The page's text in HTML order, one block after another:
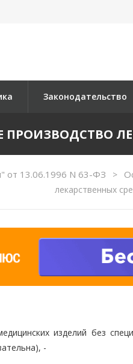
Законодательство
ПРОИЗВОДСТВО
от 13.06.1996 N 63-ФЗ >
лекарственных
изделий без
-